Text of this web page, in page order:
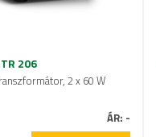
206
2 x 60 W
ÁR: -